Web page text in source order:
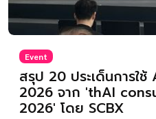
Event
สรุป 20 ประเด็นการใช้
2026 จาก 'thAI
2026' โดย SCBX